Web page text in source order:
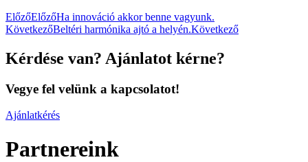
ElőzőElőzőHa innováció akkor benne vagyunk.
KövetkezőBeltéri harmónika ajtó a helyén.Következő
Kérdése van? Ajánlatot kérne?
Vegye fel velünk a kapcsolatot!
Ajánlatkérés
Partnereink